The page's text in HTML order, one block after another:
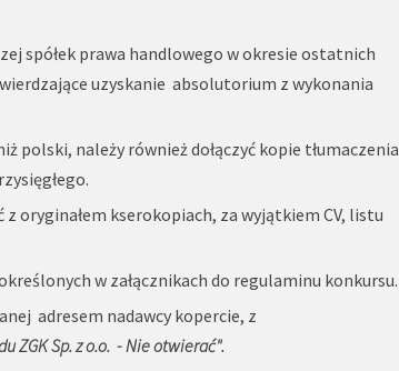
spółek prawa handlowego w okresie ostatnich
uzyskanie absolutorium z wykonania
należy również dołączyć kopie tłumaczenia
oryginałem kserokopiach, za wyjątkiem CV, listu
w załącznikach do regulaminu konkursu.
adresem nadawcy kopercie, z
ZGK Sp. z o.o. -Nie otwierać".